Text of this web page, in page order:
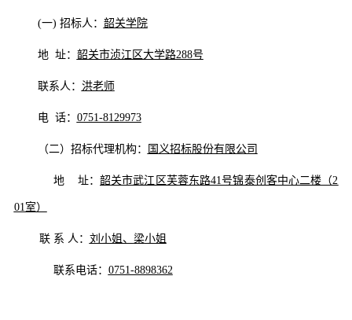
(一) 招标人： 韶关学院
地 址： 韶关市浈江区大学路288号
联系人： 洪老师
电 话： 0751-8129973
（二） 招标代理机构： 国义招标股份有限公司
地 址： 韶关市武江区芙蓉东路41号锦泰创客中心二楼（2
01室）
联 系 人： 刘小姐、 梁小姐
联系电话： 0751-8898362